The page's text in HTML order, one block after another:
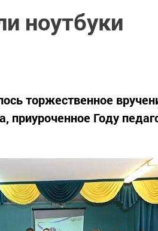
ноутбуки
торжественное
приуроченное Году